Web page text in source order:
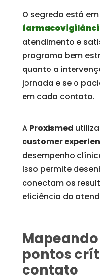
O segredo está
atendimento e
programa bem
quanto a
jornada e se o
em cada contato.
A Proxismed
customer
desempenho
Isso permite
conectam os
eficiência do
pontos
contato